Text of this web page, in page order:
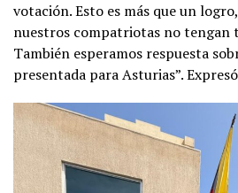
votación. Esto es más que un
nuestros compatriotas no tengan
También esperamos respuesta
presentada para Asturias”.